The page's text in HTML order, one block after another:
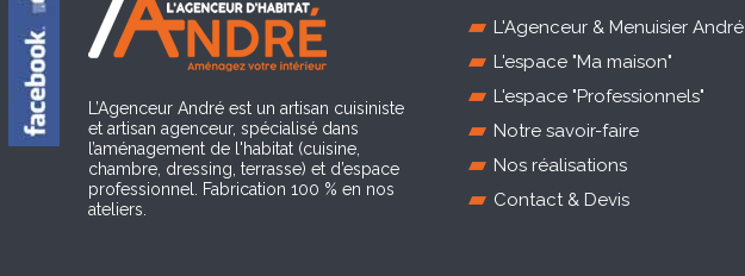
L’Agenceur André est un artisan cuisiniste
et artisan agenceur, spécialisé dans
l’aménagement de l'habitat (cuisine,
chambre, dressing, terrasse) et d’espace
professionnel. Fabrication 100 % en nos
ateliers.
L'Agenceur & Menuisier André
L'espace "Ma maison"
L'espace "Professionnels"
Notre savoir-faire
Nos réalisations
Contact & Devis